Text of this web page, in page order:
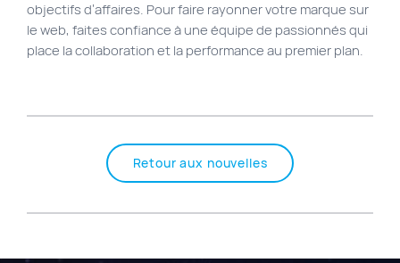
objectifs d’affaires. Pour faire rayonner votre marque sur
le web, faites confiance à une équipe de passionnés qui
place la collaboration et la performance au premier plan.
Retour aux nouvelles